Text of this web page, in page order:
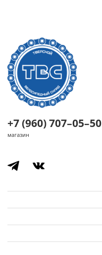
+7 (960) 707–05–50
магазин